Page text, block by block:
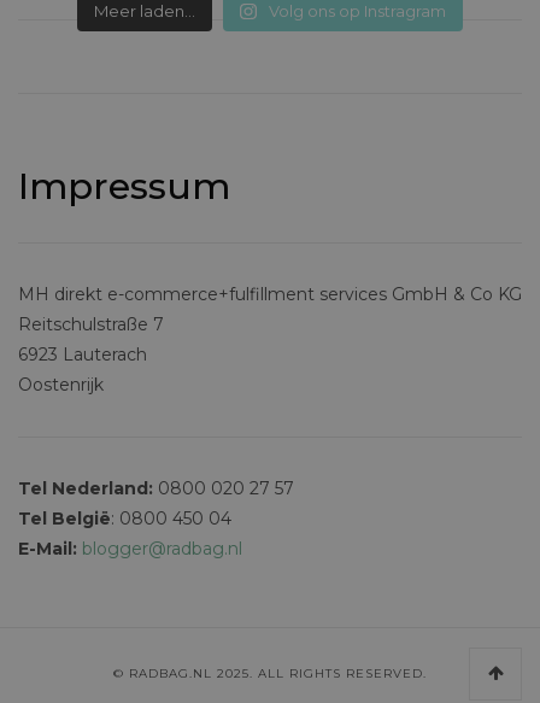
Meer laden... Volg ons op Instragram
Impressum
MH direkt e-commerce+fulfillment services GmbH & Co KG
Reitschulstraße 7
6923 Lauterach
Oostenrijk
Tel Nederland: 0800 020 27 57
Tel België: 0800 450 04
E-Mail: blogger@radbag.nl
© RADBAG.NL 2025. ALL RIGHTS RESERVED.